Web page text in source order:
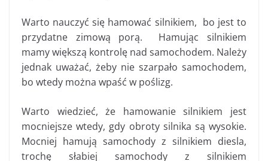
Warto nauczyć się hamować silnikiem, bo jest to
przydatne zimową porą. Hamując silnikiem
mamy większą kontrolę nad samochodem. Należy
jednak uważać, żeby nie szarpało samochodem,
bo wtedy można wpaść w poślizg.
Warto wiedzieć, że hamowanie silnikiem jest
mocniejsze wtedy, gdy obroty silnika są wysokie.
Mocniej hamują samochody z silnikiem diesla,
trochę słabiej samochody z silnikiem